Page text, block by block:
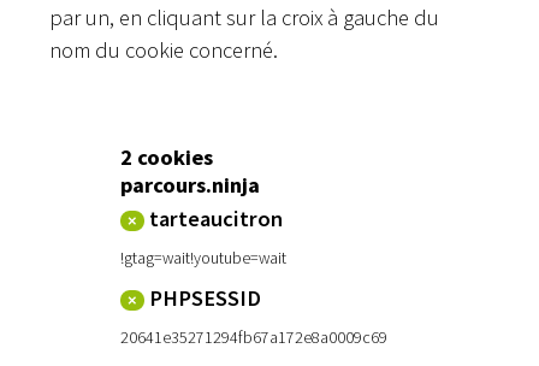
par un, en cliquant sur la croix à gauche du
nom du cookie concerné.
2 cookies
parcours.ninja
× tarteaucitron
!gtag=wait!youtube=wait
× PHPSESSID
20641e35271294fb67a172e8a0009c69